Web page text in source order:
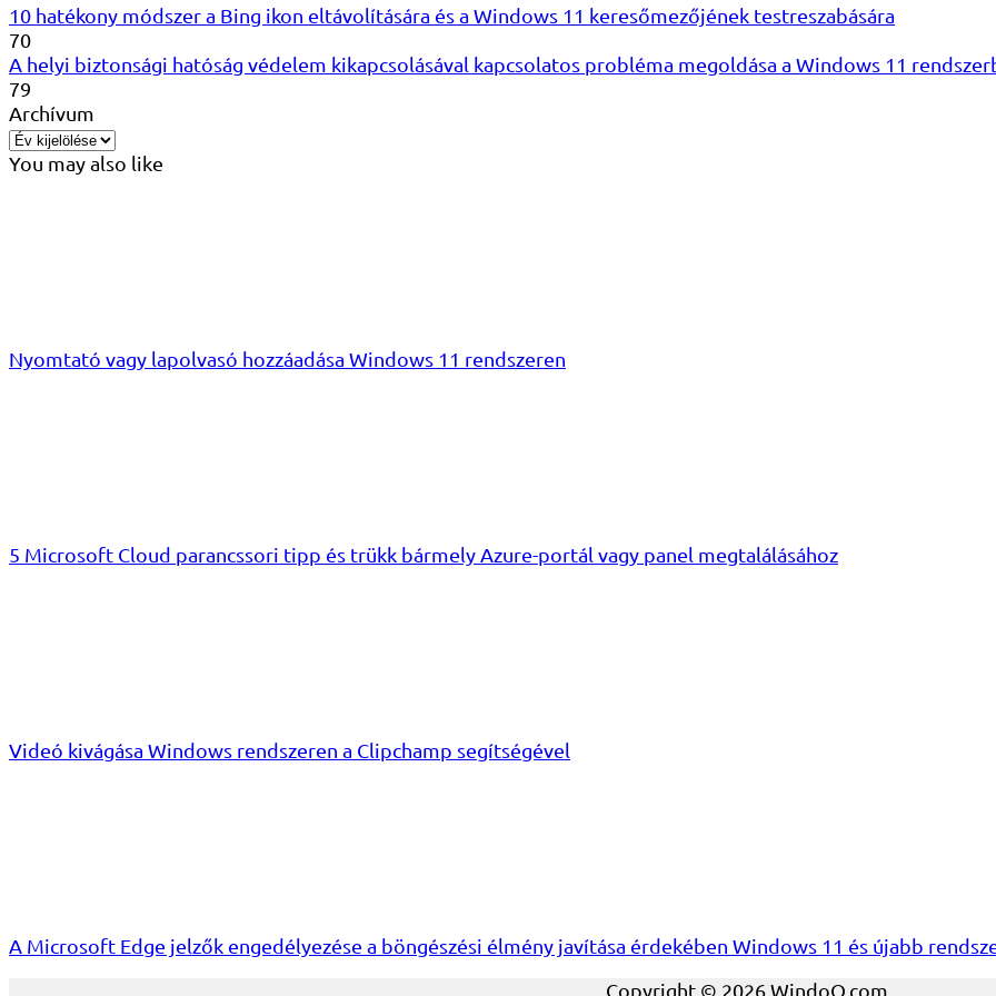
10 hatékony módszer a Bing ikon eltávolítására és a Windows 11 keresőmezőjének testreszabására
70
A helyi biztonsági hatóság védelem kikapcsolásával kapcsolatos probléma megoldása a Windows 11
79
Archívum
You may also like
Nyomtató vagy lapolvasó hozzáadása Windows 11 rendszeren
5 Microsoft Cloud parancssori tipp és trükk bármely Azure-portál vagy panel megtalálásához
Videó kivágása Windows rendszeren a Clipchamp segítségével
A Microsoft Edge jelzők engedélyezése a böngészési élmény javítása érdekében Windows 11 és újabb
Copyright © 2026 WindoQ.com